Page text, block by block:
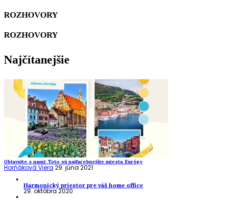
ROZHOVORY
ROZHOVORY
Najčítanejšie
Objavujte s nami: Toto sú najfarebnejšie miesta Európy
Horňáková Viera 29. júna 2021
Harmonický priestor pre váš home office
29. októbra 2020